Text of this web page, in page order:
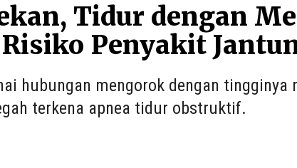
Tidur dengan
Penyakit
hubungan mengorok dengan tingginya
terkena apnea tidur obstruktif.